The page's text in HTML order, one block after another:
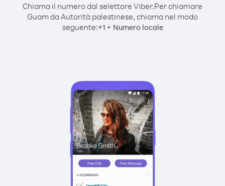
Chiama il numero dal selettore Viber.Per chiamare
Guam da Autorità palestinese, chiama nel modo
seguente:+1+ Numero locale